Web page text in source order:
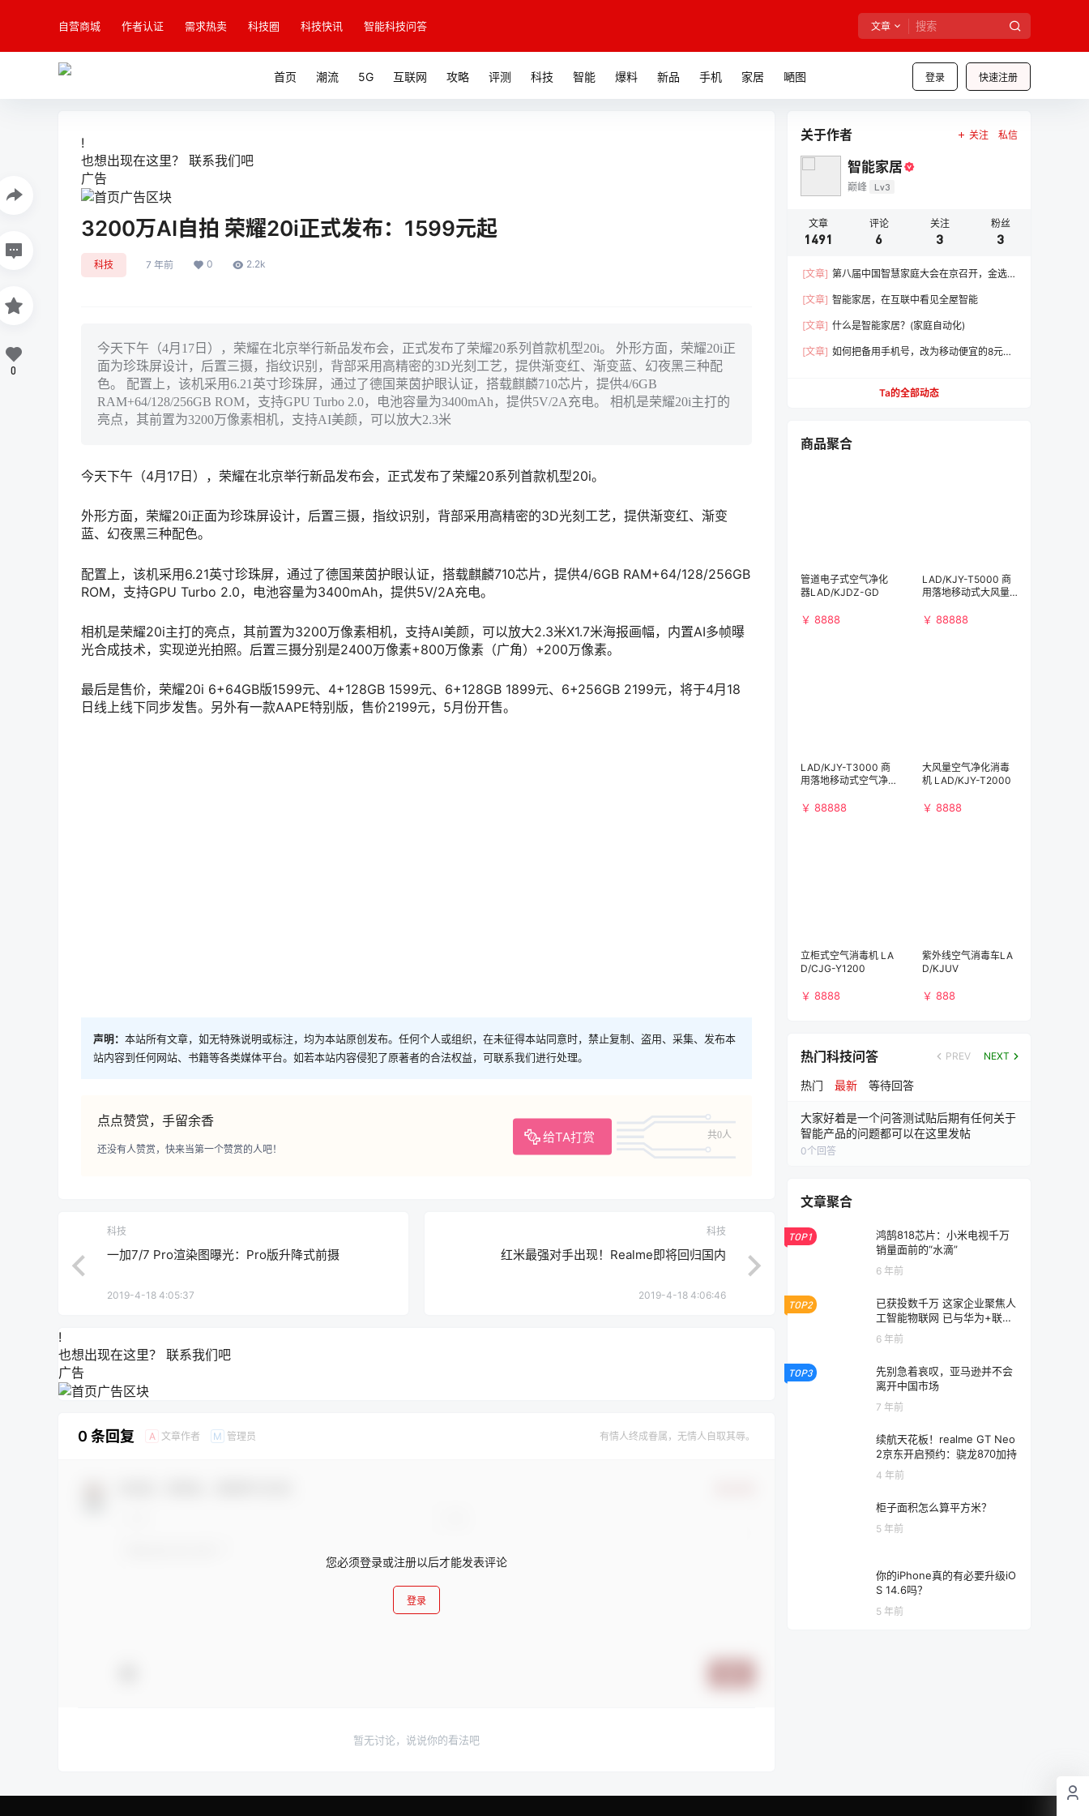
自营商城 作者认证 需求热卖 科技圈 科技快讯 智能科技问答 文章
登录 快速注册
首页 潮流 5G 互联网 攻略 评测 科技 智能 爆料 新品 手机 家居 嗮图
!
也想出现在这里？ 联系我们吧
广告
3200万AI自拍 荣耀20i正式发布：1599元起
科技 7 年前 0 2.2k
今天下午（4月17日），荣耀在北京举行新品发布会，正式发布了荣耀20系列首款机型20i。 外形方面，荣耀20i正
面为珍珠屏设计，后置三摄，指纹识别，背部采用高精密的3D光刻工艺，提供渐变红、渐变蓝、幻夜黑三种配
色。 配置上，该机采用6.21英寸珍珠屏，通过了德国莱茵护眼认证，搭载麒麟710芯片，提供4/6GB
RAM+64/128/256GB ROM，支持GPU Turbo 2.0，电池容量为3400mAh，提供5V/2A充电。 相机是荣耀20i主打的
亮点，其前置为3200万像素相机，支持AI美颜，可以放大2.3米
今天下午（4月17日），荣耀在北京举行新品发布会，正式发布了荣耀20系列首款机型20i。
外形方面，荣耀20i正面为珍珠屏设计，后置三摄，指纹识别，背部采用高精密的3D光刻工艺，提供渐变红、渐变
蓝、幻夜黑三种配色。
配置上，该机采用6.21英寸珍珠屏，通过了德国莱茵护眼认证，搭载麒麟710芯片，提供4/6GB RAM+64/128/256GB
ROM，支持GPU Turbo 2.0，电池容量为3400mAh，提供5V/2A充电。
相机是荣耀20i主打的亮点，其前置为3200万像素相机，支持AI美颜，可以放大2.3米X1.7米海报画幅，内置AI多帧曝
光合成技术，实现逆光拍照。 后置三摄分别是2400万像素+800万像素（广角）+200万像素。
最后是售价，荣耀20i 6+64GB版1599元、4+128GB 1599元、6+128GB 1899元、6+256GB 2199元，将于4月18
日线上线下同步发售。 另外有一款AAPE特别版，售价2199元，5月份开售。
声明： 本站所有文章，如无特殊说明或标注，均为本站原创发布。任何个人或组织，在未征得本站同意时，禁止复制、盗用、采集、发布本
站内容到任何网站、书籍等各类媒体平台。如若本站内容侵犯了原著者的合法权益，可联系我们进行处理。
点点赞赏，手留余香
给TA打赏 共0人
还没有人赞赏，快来当第一个赞赏的人吧！
0
科技
一加7/7 Pro渲染图曝光：Pro版升降式前摄
2019-4-18 4:05:37
科技
红米最强对手出现！Realme即将回归国内
2019-4-18 4:06:46
!
也想出现在这里？ 联系我们吧
广告
0 条回复 A 文章作者 M 管理员 有情人终成眷属，无情人自取其辱。
您必须登录或注册以后才能发表评论
登录
暂无讨论，说说你的看法吧
关于作者 关注 私信
智能家居
巅峰 Lv3
文章
1491
评论
6
关注
3
粉丝
3
[文章] 第八届中国智慧家庭大会在京召开，金选
[文章] 智能家居，在互联中看见全屋智能
[文章] 什么是智能家居？(家庭自动化)
[文章] 如何把备用手机号，改为移动便宜的8元套
Ta的全部动态
商品聚合
管道电子式空气净化
器LAD/KJDZ-GD
￥ 8888
LAD/KJY-T5000 商
用落地移动式大风量
￥ 88888
LAD/KJY-T3000 商
用落地移动式空气净
h)）
￥ 88888
大风量空气净化消毒
机 LAD/KJY-T2000
￥ 8888
立柜式空气消毒机 LA
D/CJG-Y1200
￥ 8888
紫外线空气消毒车LA
D/KJUV
￥ 888
热门科技问答 PREV NEXT
热门 最新 等待回答
大家好着是一个问答测试贴后期有任何关于
智能产品的问题都可以在这里发帖
0个回答
文章聚合
TOP1
鸿鹄818芯片：小米电视千万
销量面前的“水滴”
6 年前
TOP2
已获投数千万 这家企业聚焦人
工智能物联网 已与华为+联发
科等合作
6 年前
TOP3
先别急着哀叹，亚马逊并不会
离开中国市场
7 年前
续航天花板！realme GT Neo
2京东开启预约：骁龙870加持
4 年前
柜子面积怎么算平方米？
5 年前
你的iPhone真的有必要升级iO
S 14.6吗？
5 年前